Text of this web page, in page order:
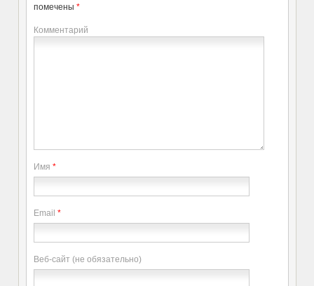
помечены *
Комментарий
Имя *
Email *
Веб-сайт (не обязательно)